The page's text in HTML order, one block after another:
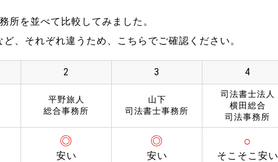
所を並べて比較してみました。
、それぞれ違うため、こちらでご確認ください。
2 3 4
平野旅人
総合事務所
山下
司法書士事務所
司法書士法人
横田総合
司法事務所
◎
安い
◎
安い
○
そこそこ安い